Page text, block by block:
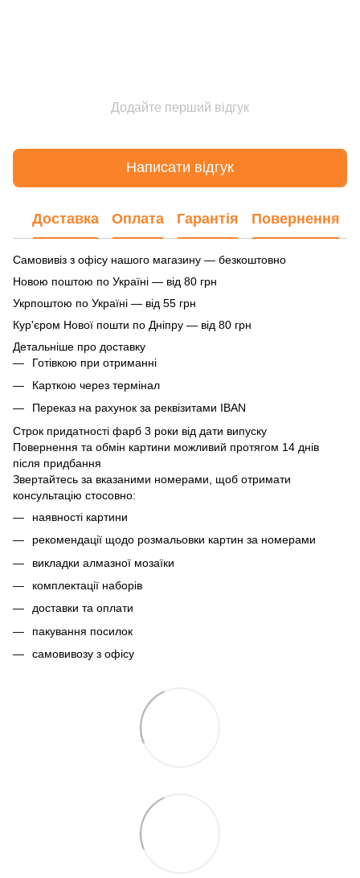
Додайте перший відгук
Написати відгук
Доставка Оплата Гарантія Повернення
Самовивіз з офісу нашого магазину — безкоштовно
Новою поштою по Україні — від 80 грн
Укрпоштою по Україні — від 55 грн
Кур'єром Нової пошти по Дніпру — від 80 грн
Детальніше про доставку
Готівкою при отриманні
Карткою через термінал
Переказ на рахунок за реквізитами IBAN
Строк придатності фарб 3 роки від дати випуску
Повернення та обмін картини можливий протягом 14 днів
після придбання
Звертайтесь за вказаними номерами, щоб отримати
консультацію стосовно:
наявності картини
рекомендації щодо розмальовки картин за номерами
викладки алмазної мозаїки
комплектації наборів
доставки та оплати
пакування посилок
самовивозу з офісу